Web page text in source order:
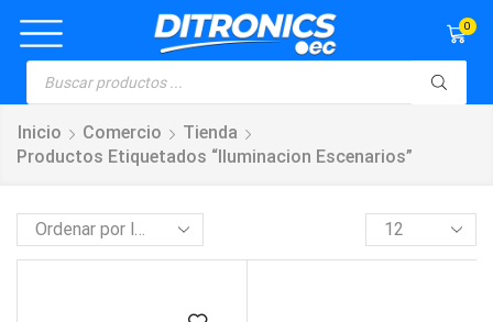
0
Inicio Comercio
Tienda
Productos Etiquetados “iluminacion Escenarios”